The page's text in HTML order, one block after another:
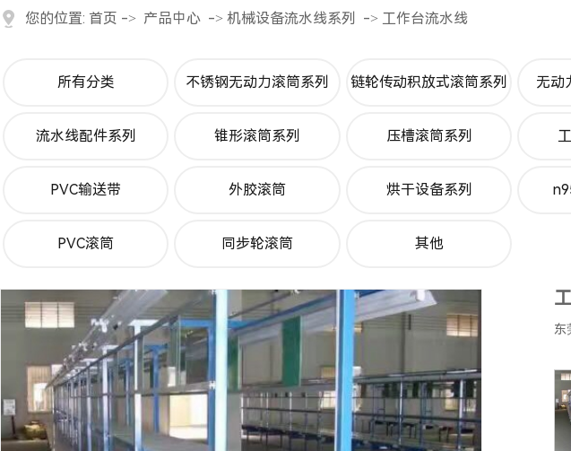
您的位置: 首页 -> 产品中心 -> 机械设备流水线系列 -> 工作台流水线
所有分类 不锈钢无动力滚筒系列 链轮传动积放式滚筒系列 无动
流水线配件系列 锥形滚筒系列 压槽滚筒系列
PVC输送带 外胶滚筒 烘干设备系列
PVC滚筒 同步轮滚筒 其他
东